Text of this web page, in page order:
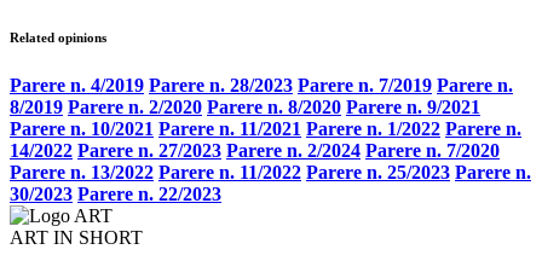
Related opinions
Parere n. 4/2019 Parere n. 28/2023 Parere n. 7/2019 Parere n.
8/2019 Parere n. 2/2020 Parere n. 8/2020 Parere n. 9/2021
Parere n. 10/2021 Parere n. 11/2021 Parere n. 1/2022 Parere n.
14/2022 Parere n. 27/2023 Parere n. 2/2024 Parere n. 7/2020
Parere n. 13/2022 Parere n. 11/2022 Parere n. 25/2023 Parere n.
30/2023 Parere n. 22/2023
ART IN SHORT